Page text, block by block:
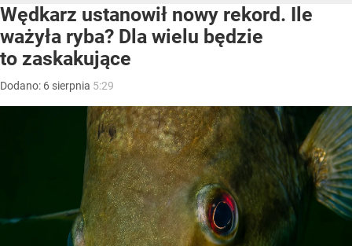
Wędkarz ustanowił nowy rekord. Ile
ważyła ryba? Dla wielu będzie
to zaskakujące
Dodano: 6 sierpnia 5:29